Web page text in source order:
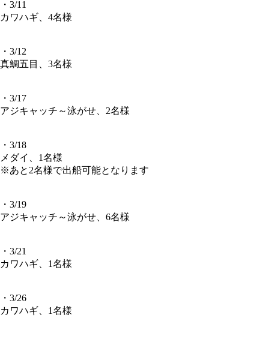
・3/11
カワハギ、4名様
・3/12
真鯛五目、3名様
・3/17
アジキャッチ～泳がせ、2名様
・3/18
メダイ、1名様
※あと2名様で出船可能となります
・3/19
アジキャッチ～泳がせ、6名様
・3/21
カワハギ、1名様
・3/26
カワハギ、1名様